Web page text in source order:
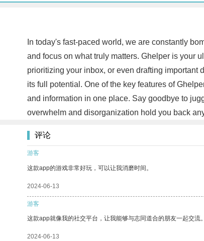
In today's fast-paced world, we are constantly
and focus on what truly matters. Ghelper is your
prioritizing your inbox, or even drafting important
its full potential. One of the key features of
and information in one place. Say goodbye to
overwhelm and disorganization hold you back
评论
游客
这款app的游戏非常好玩，可以让我消磨时间。
2024-06-13
游客
这款app就像我的社交平台，让我能够与志同道合的朋友一起交流。
2024-06-13